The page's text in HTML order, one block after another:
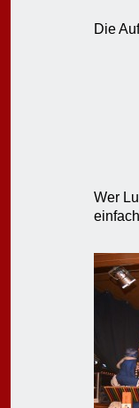
Die
Wer